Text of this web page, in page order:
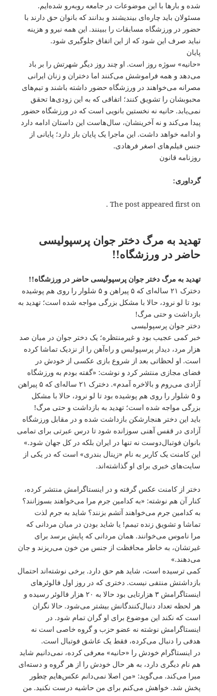
شده و بارها با این موضوعات در جامعه روبه‌رو شده‌ایم.
مسئولان باید چاره‌ای بیندیشند و بدانند که بانوان حق دارند با
حضور در ورزشگاه مسابقات را ببینند. این همه نیرو و هزینه
نباید صرف این شود که از این اتفاق جلوگیری شود.
پایان
«حانیه» سوژه روز است. او چند روز دیگر شهرتش را بر باد
می‌دهد و همه فراموشش می‌کنند اما دختران و زنان ایرانی
مصرانه می‌خواهند در ورزشگاه حضور داشته باشند و تیم‌های
محبوبشان را تشویق کنند؛ اتفاقی که به این زودی‌ها تحقق
نمی‌یابد. حانیه نه نخستین بانویی است که در ورزشگاه حضور
پیدا می‌کند و نه آخرینشان، سال‌هاست این داستان ادامه دارد
و ادامه خواهد داشت. این ماجرا یک پایان باز دارد؛ پایانی از
جنس فیلم‌های اصغر فرهادی.
روزنامه قانون
گرداوری:
The post appeared first on .
تهدید به مرگ دختر جوان پرسپولیسی
حاضر در ورزشگاه!!
تهدید به مرگ دختر جوان پرسپولیسی حاضر در ورزشگاه!!
دخترک ۲۱ ساله‌ای که ۵ پیراهن و ۵ شلوار را روی هم پوشیده
بود تا لو نرود، حالا با مشکل بزرگی مواجه شده است؛ تهدید به
بازداشت و حتی مرگ!
دختر جوان پرسپولیسی
خبر کمی‌ عجیب بود و غیرمنتظره؛ یک دختر جوان در میان صد
هزار مرد، دیدار پرسپولیس و راه‌آهن را از نزدیک تماشا کرده
است. او لحظاتی بعد از شروع بازی عکسی از خودش در
فضای مجازی منتشر کرد و نوشت: «گفته بودم به ورزشگاه
آزادی می‌روم و بالاخره آمدم». دخترک ۲۱ ساله‌ای که ۵ پیراهن
و ۵ شلوار را روی هم پوشیده بود تا لو نرود، حالا با مشکل
بزرگی مواجه شده است؛ تهدید به بازداشت و حتی مرگ!
باید این دختر هنجارشکن بازداشت شده و در مقابل ورزشگاه
آزادی در قفس آهنی سوزانده شود تا درس عبرتی برای تمامی‌
بانوان فوتبال‌دوست نه تنها در ایران بلکه در کل جهان شود.»
این کامنت یک کاربر به نام «زینال بندری» است که در یکی از
سایت‌های خبری برای او گذاشته‌اند.
دختر از کامنت عکس گرفته و در اینستاگرامش منتشر کرده،
کنار آن هم نوشته: «به کدامین جرم مرا می‌خواهند بسوزانند؟
به کدامین جرم می‌خواهند آتشم بزنند؟ شاید به جرم لذت
تماشا و تشویق زنده تیمم! یا شاید بودن در میان مردانی که
مرا ناموس می‌خوانند. همان مردانی که پایش برسد برای
غیرتشان، به خاطر محافظت از جنس من خون می‌ریزند و جان
می‌دهند.»
کمی‌ ترسیده است، شاید هم حق دارد. برخی نوشته‌اند احتمال
بازداشتش منتفی نیست. دختری که در روز اول فالوئرهای
اینستاگرامش ۳ هزارتایی بود حالا به ۲۰ هزار فالوئر رسیده و
هر لحظه تعداد دنبال‌کنندگانش بیشتر می‌شود. حالا نگران
است که نکند این موضوع برای او گران تمام شود. در
اینستاگرامش نوشته نه عضو حزب و گروه خاصی است نه
هدفی را دنبال می‌کرده، فقط یک عاشق فوتبال است.
در اینستاگرام خودش را «حانیه» معرفی کرده، نمی‌دانیم شاید
هم نام دیگری دارد، به هر حال خودش را از هر گروه و دسته‌ای
مبرا می‌کند. می‌گوید: «من اصلا نمی‌دانم عکس‌هایم چطور
پخش شد. خواهش می‌کنم برای من حاشیه درست نکنید. من